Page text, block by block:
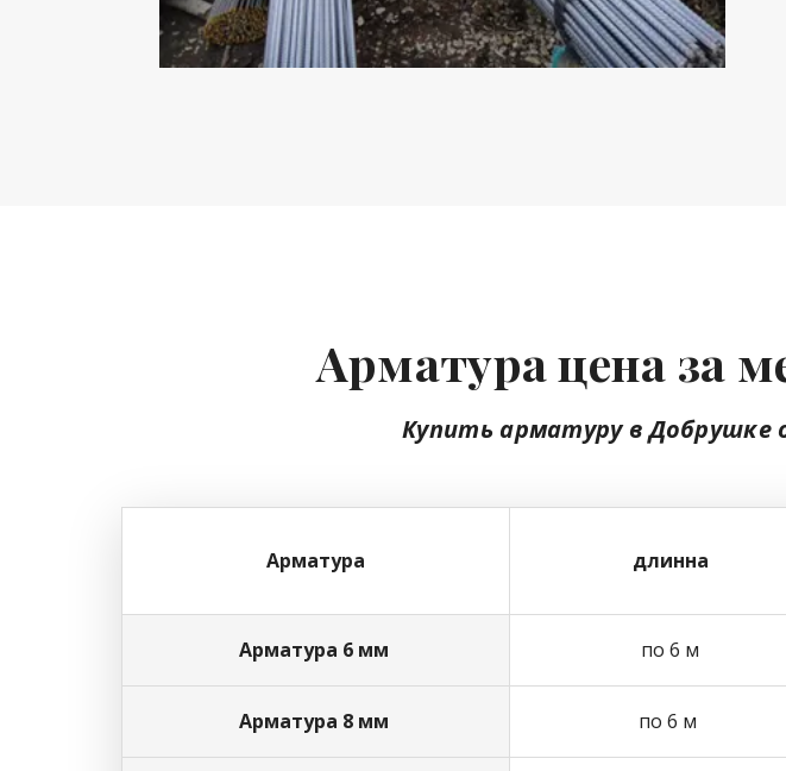
Арматура цена за
Купить арматуру в Добрушке
Арматура длинна
Арматура 6 мм по 6 м
Арматура 8 мм по 6 м